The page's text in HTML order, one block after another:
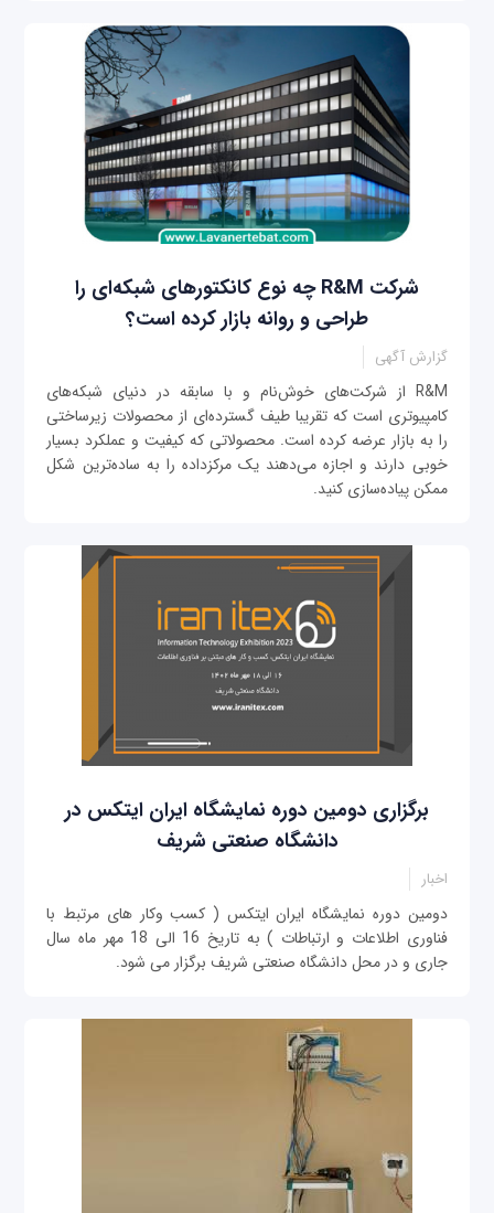
شرکت R&M چه نوع کانکتورهای شبکه‌ای را
طراحی و روانه بازار کرده است؟
گزارش آگهی
R&M از شرکت‌های خوش‌نام و با سابقه در دنیای شبکه‌های
کامپیوتری است که تقریبا طیف گسترده‌ای از محصولات زیرساختی
را به بازار عرضه کرده است. محصولاتی که کیفیت و عملکرد بسیار
خوبی دارند و اجازه می‌دهند یک مرکزداده را به ساده‌ترین شکل
ممکن پیاده‌سازی کنید.
برگزاری دومین دوره نمایشگاه ایران ایتکس در
دانشگاه صنعتی شریف
اخبار
دومین دوره نمایشگاه ایران ایتکس ( کسب وکار های مرتبط با
فناوری اطلاعات و ارتباطات ) به تاریخ 16 الی 18 مهر ماه سال
جاری و در محل دانشگاه صنعتی شریف برگزار می شود.